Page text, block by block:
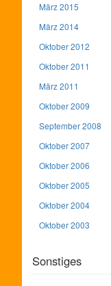
März 2015
März 2014
Oktober 2012
Oktober 2011
März 2011
Oktober 2009
September 2008
Oktober 2007
Oktober 2006
Oktober 2005
Oktober 2004
Oktober 2003
Sonstiges